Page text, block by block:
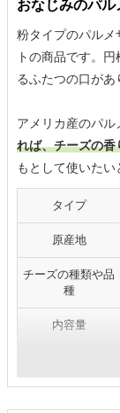
おなじみのパ
粉タイプのパルメ
トの商品です。
るふたつの口があ
アメリカ産のパル
れば、チーズの香
もとして使いたい
タイプ
原産地
チーズの種類や品
種
内容量